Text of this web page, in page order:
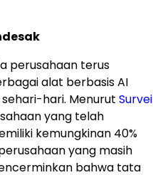
perusahaan terus
alat berbasis AI
hari. Menurut Survei
yang telah
kemungkinan 40%
yang masih
bahwa tata